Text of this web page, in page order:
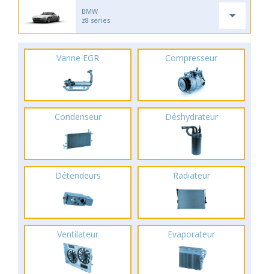
BMW
z8 series
Vanne EGR Compresseur
Condenseur Déshydrateur
Détendeurs Radiateur
Ventilateur Evaporateur